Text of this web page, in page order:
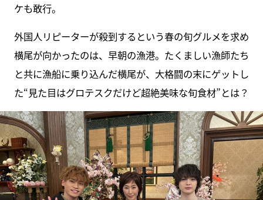
ケも敢行。
外国人リピーターが殺到するという春の旬グルメを求め
横尾が向かったのは、早朝の漁港。たくましい漁師たち
と共に漁船に乗り込んだ横尾が、大格闘の末にゲットし
た“見た目はグロテスクだけど超絶美味な旬食材”とは？